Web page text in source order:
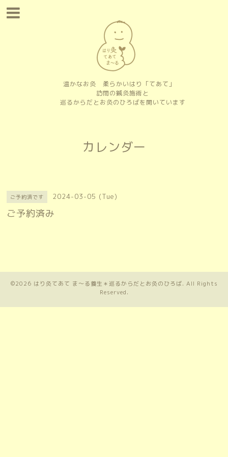
温かなお灸 柔らかいはり「てあて」
訪問の鍼灸施術と
巡るからだとお灸のひろばを開いています
カレンダー
ご予約済です 2024-03-05 (Tue)
ご予約済み
©2026 はり灸てあて ま〜る養生＊巡るからだとお灸のひろば. All Rights
Reserved.